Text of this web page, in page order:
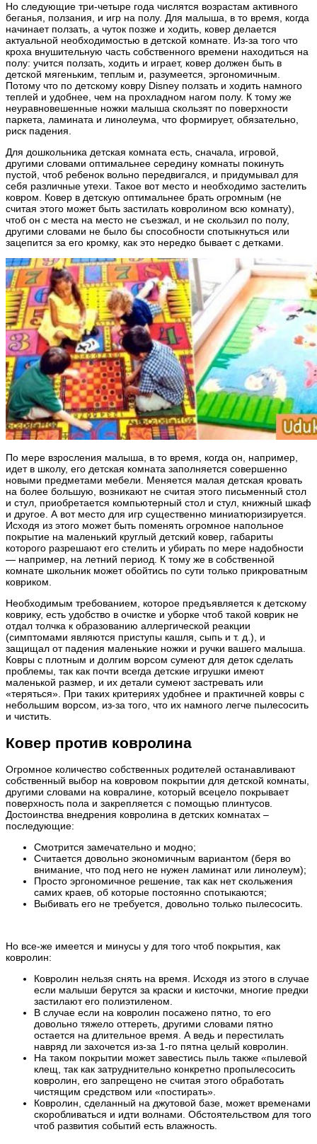
Но следующие три-четыре года числятся возрастам активного
беганья, ползания, и игр на полу. Для малыша, в то время, когда
начинает ползать, а чуток позже и ходить, ковер делается
актуальной необходимостью в детской комнате. Из-за того что
кроха внушительную часть собственного времени находиться на
полу: учится ползать, ходить и играет, ковер должен быть в
детской мягеньким, теплым и, разумеется, эргономичным.
Потому что по детскому ковру Disney ползать и ходить намного
теплей и удобнее, чем на прохладном нагом полу. К тому же
неуравновешенные ножки малыша скользят по поверхности
паркета, ламината и линолеума, что формирует, обязательно,
риск падения.
Для дошкольника детская комната есть, сначала, игровой,
другими словами оптимальнее середину комнаты покинуть
пустой, чтоб ребенок вольно передвигался, и придумывал для
себя различные утехи. Такое вот место и необходимо застелить
ковром. Ковер в детскую оптимальнее брать огромным (не
считая этого может быть застилать ковролином всю комнату),
чтоб он с места на место не съезжал, и не скользил по полу,
другими словами не было бы способности спотыкнуться или
зацепится за его кромку, как это нередко бывает с детками.
По мере взросления малыша, в то время, когда он, например,
идет в школу, его детская комната заполняется совершенно
новыми предметами мебели. Меняется малая детская кровать
на более большую, возникают не считая этого письменный стол
и стул, приобретается компьютерный стол и стул, книжный шкаф
и другое. А вот место для игр существенно миниатюризируется.
Исходя из этого может быть поменять огромное напольное
покрытие на маленький круглый детский ковер, габариты
которого разрешают его стелить и убирать по мере надобности
— например, на летний период. К тому же в собственной
комнате школьник может обойтись по сути только прикроватным
ковриком.
Необходимым требованием, которое предъявляется к детскому
коврику, есть удобство в очистке и уборке чтоб такой коврик не
отдал толчка к образованию аллергической реакции
(симптомами являются приступы кашля, сыпь и т. д.), и
защищал от падения маленькие ножки и ручки вашего малыша.
Ковры с плотным и долгим ворсом сумеют для деток сделать
проблемы, так как почти всегда детские игрушки имеют
маленькой размер, и их детали сумеют застревать или
«теряться». При таких критериях удобнее и практичней ковры с
небольшим ворсом, из-за того, что их намного легче пылесосить
и чистить.
Ковер против ковролина
Огромное количество собственных родителей останавливают
собственный выбор на ковровом покрытии для детской комнаты,
другими словами на ковралине, который всецело покрывает
поверхность пола и закрепляется с помощью плинтусов.
Достоинства внедрения ковролина в детских комнатах –
последующие:
Смотрится замечательно и модно;
Считается довольно экономичным вариантом (беря во
внимание, что под него не нужен ламинат или линолеум);
Просто эргономичное решение, так как нет скольжения
самих краев, об которые постоянно спотыкаются;
Выбивать его не требуется, довольно только пылесосить.
Но все-же имеется и минусы у для того чтоб покрытия, как
ковролин:
Ковролин нельзя снять на время. Исходя из этого в случае
если малыши берутся за краски и кисточки, многие предки
застилают его полиэтиленом.
В случае если на ковролин посажено пятно, то его
довольно тяжело оттереть, другими словами пятно
остается на длительное время. А ведь и перестилать
навряд ли захочется из-за 1-го пятна целый ковролин.
На таком покрытии может завестись пыль также «пылевой
клещ, так как затруднительно конкретно пропылесосить
ковролин, его запрещено не считая этого обработать
чистящим средством или «постирать».
Ковролин, сделанный на джутовой базе, может временами
скоробливаться и идти волнами. Обстоятельством для того
чтоб развития событий есть влажность.